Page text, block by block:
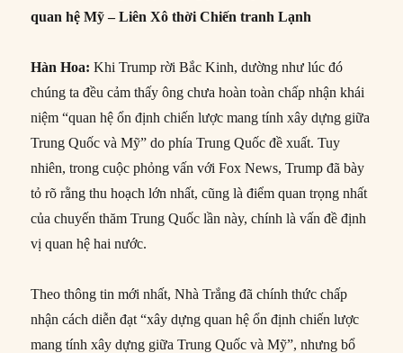
quan hệ Mỹ – Liên Xô thời Chiến tranh Lạnh
Hàn Hoa: Khi Trump rời Bắc Kinh, dường như lúc đó
chúng ta đều cảm thấy ông chưa hoàn toàn chấp nhận khái
niệm “quan hệ ổn định chiến lược mang tính xây dựng giữa
Trung Quốc và Mỹ” do phía Trung Quốc đề xuất. Tuy
nhiên, trong cuộc phỏng vấn với Fox News, Trump đã bày
tỏ rõ rằng thu hoạch lớn nhất, cũng là điểm quan trọng nhất
của chuyến thăm Trung Quốc lần này, chính là vấn đề định
vị quan hệ hai nước.
Theo thông tin mới nhất, Nhà Trắng đã chính thức chấp
nhận cách diễn đạt “xây dựng quan hệ ổn định chiến lược
mang tính xây dựng giữa Trung Quốc và Mỹ”, nhưng bổ